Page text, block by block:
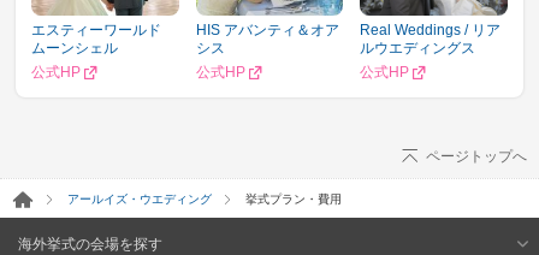
エスティーワールド
ムーンシェル
公式HP
HIS アバンティ＆オア
シス
公式HP
Real Weddings / リア
ルウエディングス
公式HP
ページトップへ
アールイズ・ウエディング 挙式プラン・費用
海外挙式の会場を探す